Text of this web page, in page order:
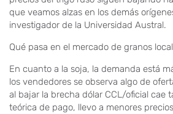
que veamos alzas en los demás
investigador de la Universidad Austral.
Qué pasa en el mercado de granos local
En cuanto a la soja, la demanda está
los vendedores se observa algo de
al bajar la brecha dólar CCL/oficial cae
teórica de pago, llevo a menores